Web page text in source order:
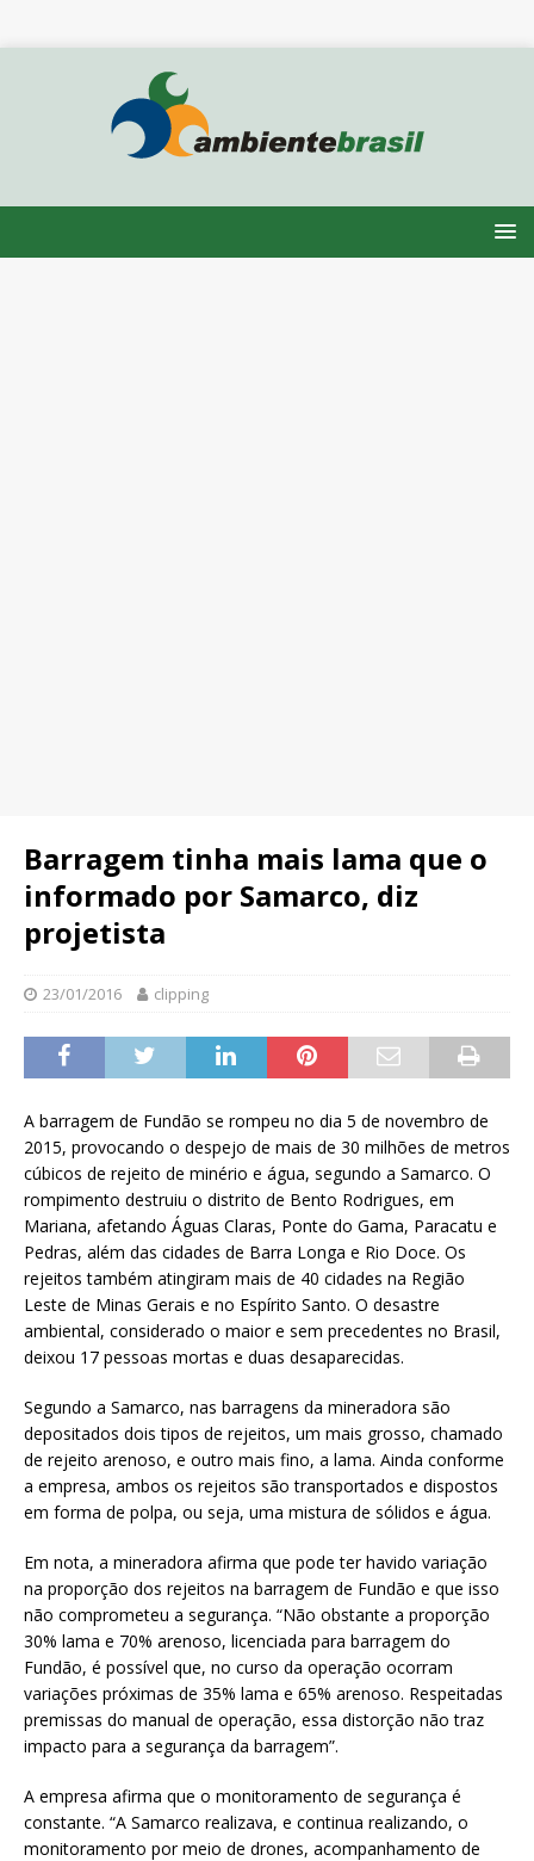
Barragem tinha mais lama que o
informado por Samarco, diz
projetista
23/01/2016 clipping
A barragem de Fundão se rompeu no dia 5 de novembro de
2015, provocando o despejo de mais de 30 milhões de metros
cúbicos de rejeito de minério e água, segundo a Samarco. O
rompimento destruiu o distrito de Bento Rodrigues, em
Mariana, afetando Águas Claras, Ponte do Gama, Paracatu e
Pedras, além das cidades de Barra Longa e Rio Doce. Os
rejeitos também atingiram mais de 40 cidades na Região
Leste de Minas Gerais e no Espírito Santo. O desastre
ambiental, considerado o maior e sem precedentes no Brasil,
deixou 17 pessoas mortas e duas desaparecidas.
Segundo a Samarco, nas barragens da mineradora são
depositados dois tipos de rejeitos, um mais grosso, chamado
de rejeito arenoso, e outro mais fino, a lama. Ainda conforme
a empresa, ambos os rejeitos são transportados e dispostos
em forma de polpa, ou seja, uma mistura de sólidos e água.
Em nota, a mineradora afirma que pode ter havido variação
na proporção dos rejeitos na barragem de Fundão e que isso
não comprometeu a segurança. “Não obstante a proporção
30% lama e 70% arenoso, licenciada para barragem do
Fundão, é possível que, no curso da operação ocorram
variações próximas de 35% lama e 65% arenoso. Respeitadas
premissas do manual de operação, essa distorção não traz
impacto para a segurança da barragem”.
A empresa afirma que o monitoramento de segurança é
constante. “A Samarco realizava, e continua realizando, o
monitoramento por meio de drones, acompanhamento de